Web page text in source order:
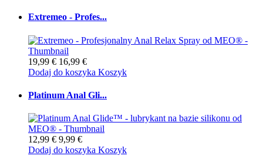
Extremeo - Profes...
19,99 € 16,99 €
Dodaj do koszyka Koszyk
Platinum Anal Gli...
12,99 € 9,99 €
Dodaj do koszyka Koszyk